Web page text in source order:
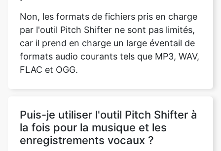
formats audio courants tels que MP3, WAV,
FLAC et OGG.
Puis-je utiliser l'outil Pitch Shifter à
Absolument ! L'outil Pitch Shifter est
polyvalent et peut être utilisé avec
différents types d'audio, notamment des